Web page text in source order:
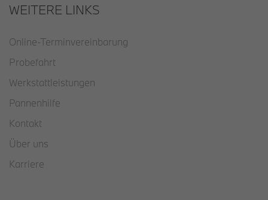
WEITERE LINKS
Online-Terminvereinbarung
Probefahrt
Werkstattleistungen
Pannenhilfe
Kontakt
Über uns
Karriere